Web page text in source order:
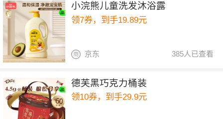
小浣熊儿童洗发沐浴露
领7券，到手19.89元
385人已查看
京东
德芙黑巧克力桶装
领10券，到手29.9元